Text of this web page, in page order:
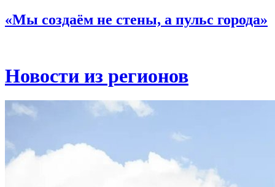
«Мы создаём не стены, а пульс города»
Новости из регионов